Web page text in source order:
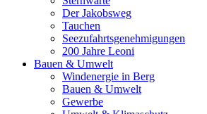
Der Jakobsweg
Tauchen
Seezufahrtsgenehmigungen
200 Jahre Leoni
Bauen & Umwelt
Windenergie in Berg
Bauen & Umwelt
Gewerbe